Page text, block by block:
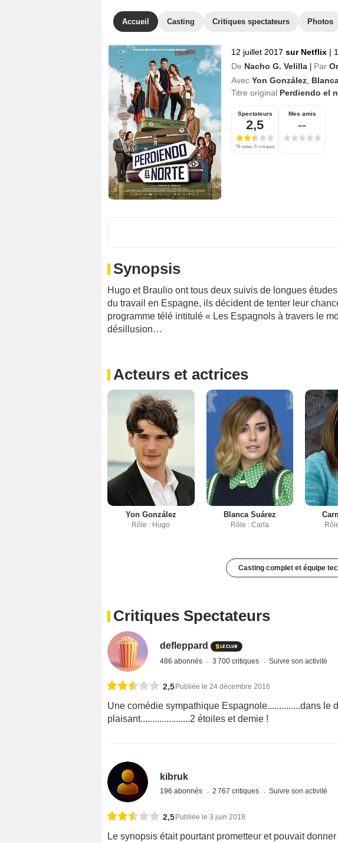
Accueil Casting Critiques spectateurs Photos
12 juillet 2017 sur Netflix |
De Nacho G. Velilla Par
Avec Yon González
Titre original Perdiendo el
Spectateurs
2,5
79 notes, 6 critiques
Mes amis
--
Synopsis
Hugo et Braulio ont tous deux suivis de longues
du travail en Espagne, ils décident de tenter leur
programme télé intitulé « Les Espagnols à travers le
désillusion…
Acteurs et actrices
Yon González
Rôle : Hugo
Blanca Suárez
Rôle : Carla
Casting complet et équipe
Critiques Spectateurs
defleppard
486 abonnés 3 700 critiques Suivre son activité
2,5Publiée le 24 décembre 2016
Une comédie sympathique Espagnole..............dans le
plaisant.....................2 étoiles et demie !
kibruk
196 abonnés 2 767 critiques Suivre son activité
2,5 Publiée le 3 juin 2018
Le synopsis était pourtant prometteur et pouvait